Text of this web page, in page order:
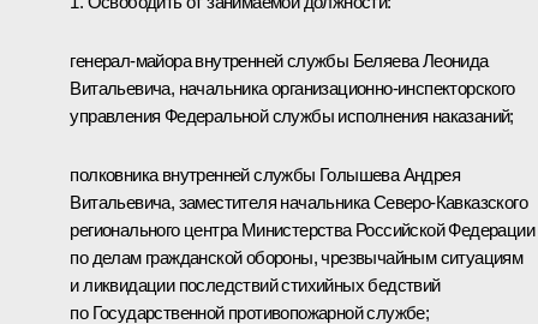
генерал-майора внутренней службы Беляева Леонида
Витальевича, начальника организационно-инспекторского
управления Федеральной службы исполнения наказаний;
полковника внутренней службы Голышева Андрея
Витальевича, заместителя начальника Северо-Кавказского
регионального центра Министерства Российской Федерации
по делам гражданской обороны, чрезвычайным ситуациям
и ликвидации последствий стихийных бедствий
по Государственной противопожарной службе;